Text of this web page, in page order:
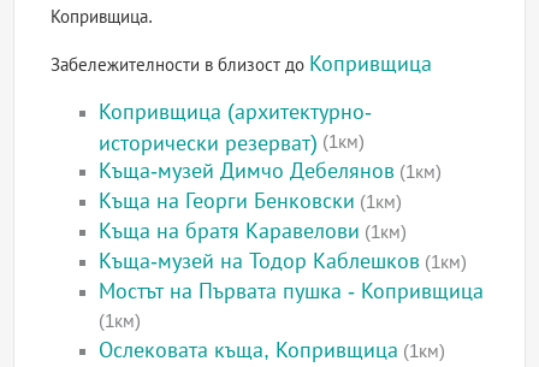
Копривщица.
Забележителности в близост до Копривщица
Копривщица (архитектурно-
исторически резерват) (1км)
Къща-музей Димчо Дебелянов (1км)
Къща на Георги Бенковски (1км)
Къща на братя Каравелови (1км)
Къща-музей на Тодор Каблешков (1км)
Мостът на Първата пушка - Копривщица
(1км)
Ослековата къща, Копривщица (1км)